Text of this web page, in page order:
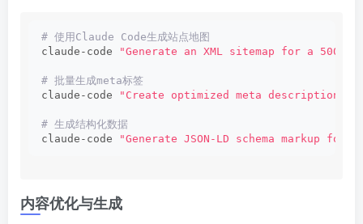
# 使用Claude Code生成站点地图
claude-code
"Generate an XML sitemap for a 500-
# 批量生成meta标签
claude-code
"Create optimized meta descriptions
# 生成结构化数据
claude-code
"Generate JSON-LD schema markup
内容优化与生成